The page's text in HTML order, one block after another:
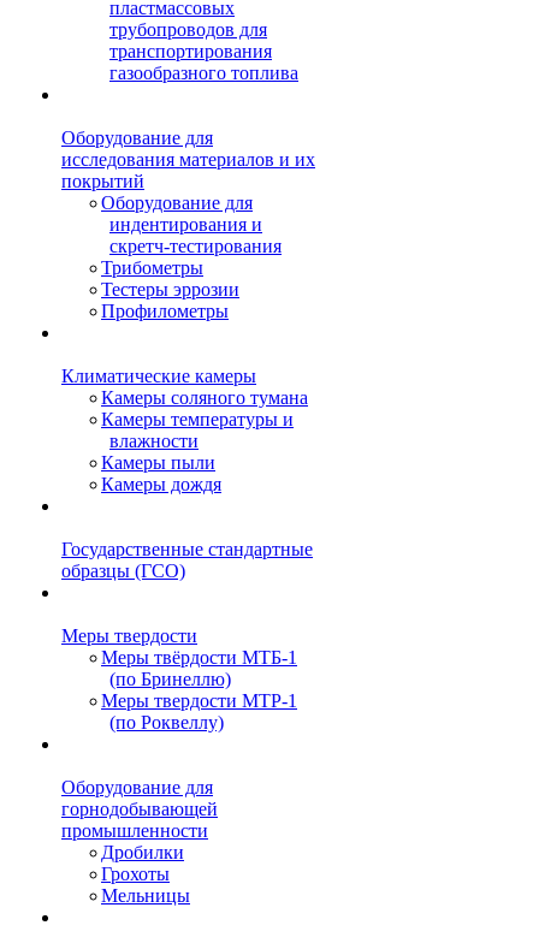
пластмассовых
трубопроводов для
транспортирования
газообразного топлива
Оборудование для
исследования материалов и их
покрытий
Оборудование для
индентирования и
скретч-тестирования
Трибометры
Тестеры эррозии
Профилометры
Климатические камеры
Камеры соляного тумана
Камеры температуры и
влажности
Камеры пыли
Камеры дождя
Государственные стандартные
образцы (ГСО)
Меры твердости
Меры твёрдости МТБ-1
(по Бринеллю)
Меры твердости МТР-1
(по Роквеллу)
Оборудование для
горнодобывающей
промышленности
Дробилки
Грохоты
Мельницы